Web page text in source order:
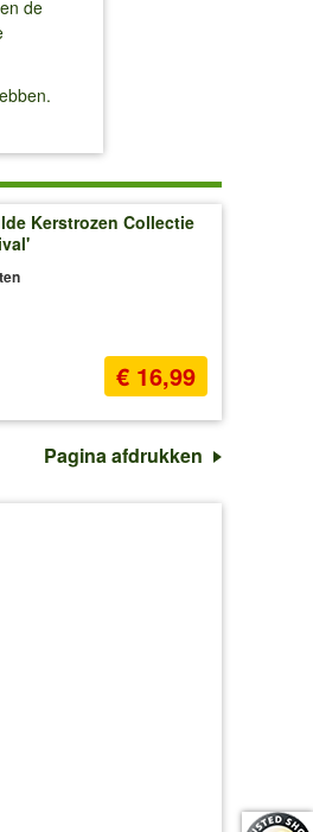
de
Kerstrozen Collectie
€ 16,99
Pagina afdrukken